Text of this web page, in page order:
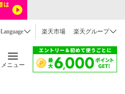
Language 楽天市場 楽天グループ
メニュー